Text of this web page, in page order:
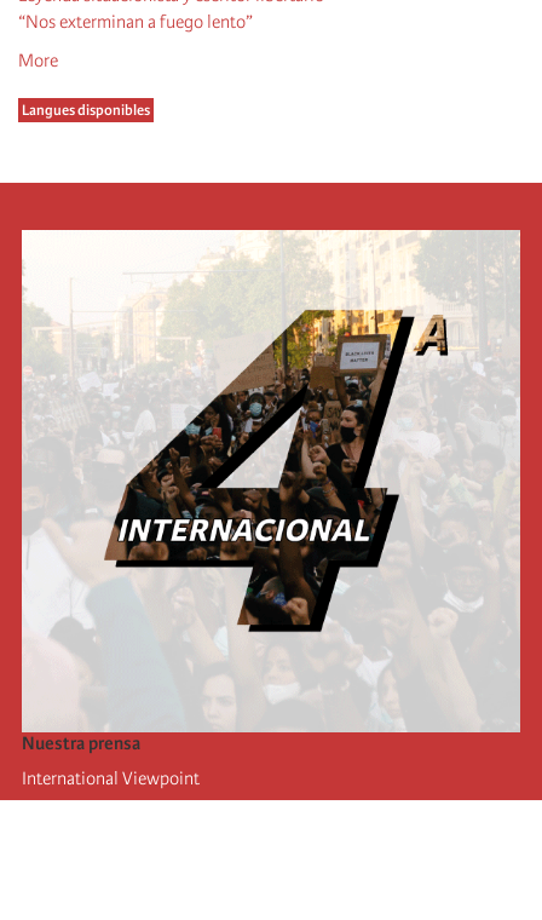
“Nos exterminan a fuego lento”
More
Langues disponibles
Nuestra prensa
International Viewpoint